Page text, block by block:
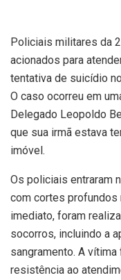
Policiais militares da
acionados para
tentativa de suicídio
O caso ocorreu em
Delegado Leopoldo
que sua irmã estava
imóvel.
Os policiais entraram
com cortes
imediato, foram
socorros, incluindo a
sangramento. A
resistência ao